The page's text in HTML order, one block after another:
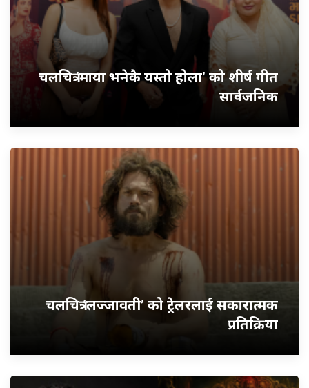
चलचित्र ‘माया भनेकै यस्तो होला’ को शीर्ष गीत
सार्वजनिक
चलचित्र ‘लज्जावती’ को ट्रेलरलाई सकारात्मक
प्रतिक्रिया